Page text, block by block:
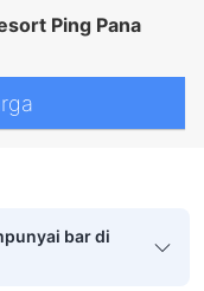
Ping Pana
bar di